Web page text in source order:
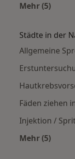
Mehr (5)
Städte in der
Allgemeine
Fäden ziehen
Injektion /
Mehr (5)